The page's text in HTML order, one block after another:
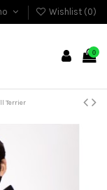
Wishlist (0)
0
Terrier